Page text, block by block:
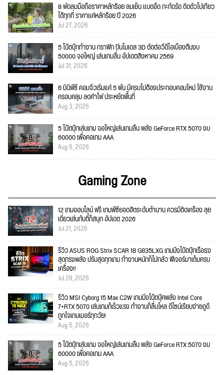
8 พัดลมมือถือราคาหลักร้อย ลมเย็น แบตอึด กะทัดรัด ติดตัวไปเที่ยว
ได้ทุกที่ ราคาแค่หลักร้อย ปี 2026
Jul 27, 2026
5 โน้ตบุ๊กทำงาน กราฟิก ปั้นโมเดล 3D ตัดต่อวีดีโอเบื้องต้นงบ
50000 จอใหญ่ เล่นเกมลื่น อัปเดตสิงหาคม 2569
Jul 31, 2026
6 มินิพีซี คอมจิ๋วเริ่มแค่ 5 พัน มีครบไม่ต้องประกอบคอมใหม่ ใช้งาน
ครอบคลุม ลดค่าไฟ ประหยัดพื้นที่
Aug 3, 2026
5 โน้ตบุ๊กเล่นเกม จอใหญ่เล่นเกมลื่น พลัง GeForce RTX 5070 งบ
60000 เพื่อคอเกม AAA
Aug 5, 2026
Gaming Zone
12 เกมออนไลน์ ฟรี เกมพีซียอดฮิตระดับตำนาน ควรมีติดเครื่อง ลุย
เดี่ยวเล่นกับตี้ก็สนุก อัปเดต 2026
Jul 21, 2026
รีวิว ASUS ROG Strix SCAR 18 G835LXG เกมมิ่งโน้ตบุ๊กเรือธง
สุดทรงพลัง ปรับสุดทุกเกม ทำงานหนักก็ไม่กลัว ฟีเจอร์มาเต็มครบ
เครื่อง!!
Jul 28, 2026
รีวิว MSI Cyborg 15 Max C2W เกมมิ่งโน้ตบุ๊คพลัง Intel Core
7+RTX 5070 เล่นเกมก็เร็วแรง ทำงานก็ลื่นไหล ดีไซน์เรียบง่ายดูดี
ถูกใจเกมเมอร์ทุกวัย!
Aug 5, 2026
5 โน้ตบุ๊กเล่นเกม จอใหญ่เล่นเกมลื่น พลัง GeForce RTX 5070 งบ
60000 เพื่อคอเกม AAA
Aug 5, 2026